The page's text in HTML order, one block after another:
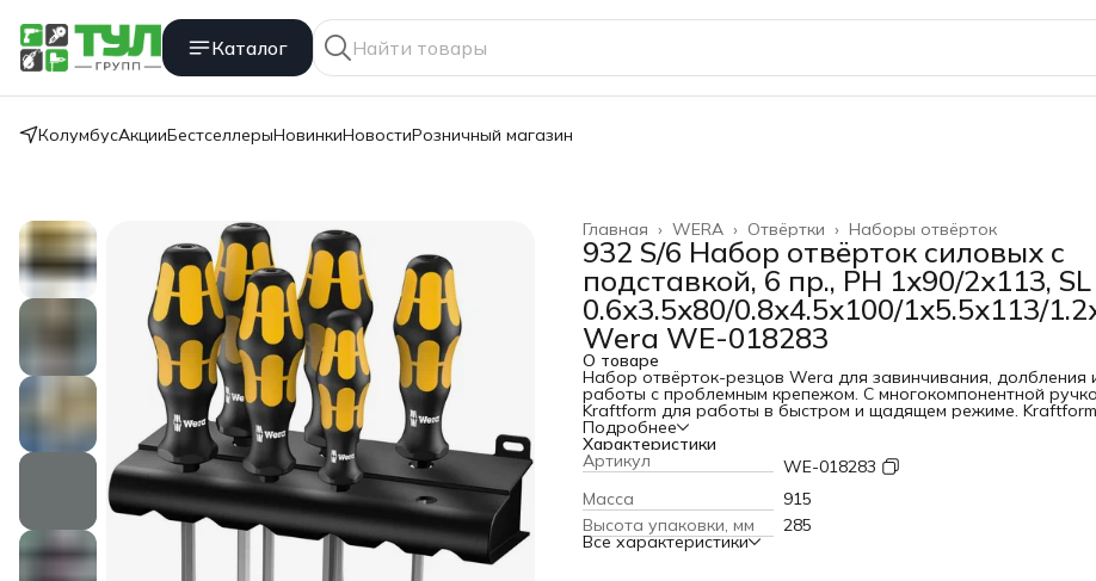
Каталог
КолумбусАкцииБестселлерыНовинкиНовостиРозничный магазин
Наборы отвёрток
Отвёртки ›
WERA ›
Главная ›
932 S/6 Набор отвёрток силовых с
подставкой, 6 пр., PH 1x90/2x113, SL
0.6x3.5x80/0.8x4.5x100/1x5.5x113/
Wera WE-018283
О товаре
Набор отвёрток-резцов Wera для завинчивания, долбления
работы с проблемным крепежом. С многокомпонентной
Kraftform для работы в быстром и щадящем режиме. Kraftform
Plus: твердые зоны ручки для высокой скорости работы, в то
время как мягкие зоны ручки обеспечивают передачу
больших моментов силы. Со сквозным шестигранным стержнем
из высококачественного материала для изготовления битов,
за счёт чего обеспечивается отсутствие потерь при передаче
силы даже при ударах молотком. Закалённый до вязкой
твёрдости металл исключает образование сколов или
разрушение рабочего конца. С ударным задником для
Подробнее
Характеристики
Артикул
WE-018283
Масса
915
Высота упаковки, мм
285
Все характеристики